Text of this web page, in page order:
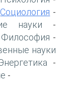
Социология -
науки -
Философия -
науки
-
-